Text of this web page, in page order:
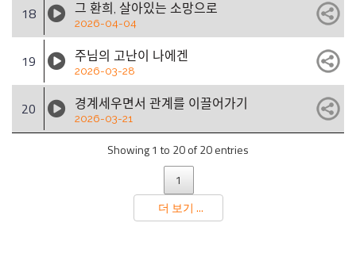
18 그 환희, 살아있는 소망으로
2026-04-04
19 주님의 고난이 나에겐
2026-03-28
20 경계세우면서 관계를 이끌어가기
2026-03-21
Showing 1 to 20 of 20 entries
1
더 보기 ...